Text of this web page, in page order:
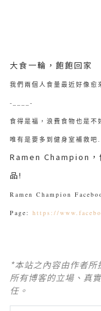
大食一輪，飽飽回家
我們兩個人食量最近好像愈
-____-
食得是福，浪費食物也是不
唯有是要多到健身室補救
Ramen Champion，
品!
Ramen Champion
Page: https://
*本站之內容由作者
所有博客的立場、真
任。